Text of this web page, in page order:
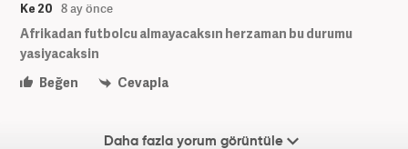
Ke 20 8 ay önce
Afrikadan futbolcu almayacaksın herzaman bu durumu
yasiyacaksin
Beğen
Cevapla
Daha fazla yorum görüntüle